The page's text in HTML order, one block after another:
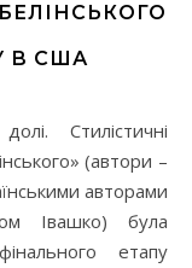
В США
(автори –
авторами
Івашко) була
етапу